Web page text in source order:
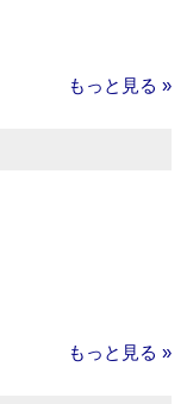
もっと見る »
もっと見る »